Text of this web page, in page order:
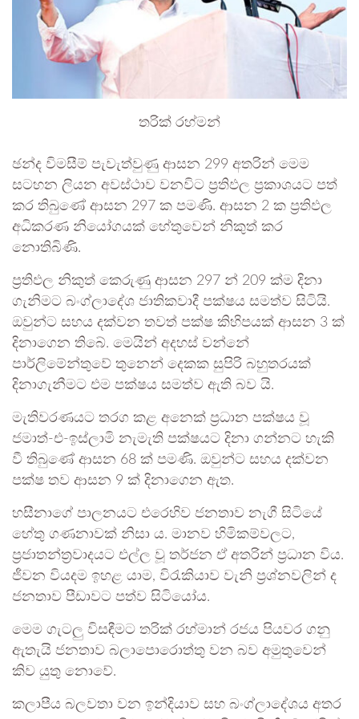
තරික් රහ්මන්
ඡන්ද විමසීම් පැවැත්වුණු ආසන 299 අතරින් මෙම
සටහන ලියන අවස්ථාව වනවිට ප්‍රතිඵල ප්‍රකාශයට පත්
කර තිබුණේ ආසන 297 ක පමණි. ආසන 2 ක ප්‍රතිඵල
අධිකරණ නියෝගයක් හේතුවෙන් නිකුත් කර
නොතිබිණි.
ප්‍රතිඵල නිකුත් කෙරුණු ආසන 297 න් 209 ක්ම දිනා
ගැනිමට බංග්ලාදේශ ජාතිකවාදී පක්ෂය සමත්ව සිටියි.
ඔවුන්ට සහය දක්වන තවත් පක්ෂ කිහිපයක් ආසන 3 ක්
දිනාගෙන තිබේ. මෙයින් අදහස් වන්නේ
පාර්ලිමේන්තුවේ තුනෙන් දෙකක සුපිරි බහුතරයක්
දිනාගැනීමට එම පක්ෂය සමත්ව ඇති බව යි.
මැතිවරණයට තරග කළ අනෙක් ප්‍රධාන පක්ෂය වූ
ජමාත්-එ-ඉස්ලාමි නැමැති පක්ෂයට දිනා ගන්නට හැකි
වී තිබුණේ ආසන 68 ක් පමණි. ඔවුන්ට සහය දක්වන
පක්ෂ තව ආසන 9 ක් දිනාගෙන ඇත.
හසීනාගේ පාලනයට එරෙහිව ජනතාව නැගී සිටියේ
හේතු ගණනාවක් නිසා ය. මානව හිමිකම්වලට,
ප්‍රජාතන්ත්‍රවාදයට එල්ල වූ තර්ජන ඒ අතරින් ප්‍රධාන විය.
ජීවන වියදම ඉහළ යාම, විරැකියාව වැනි ප්‍රශ්නවලින් ද
ජනතාව පීඩාවට පත්ව සිටියෝය.
මෙම ගැටලු විසඳීමට තරික් රහ්මාන් රජය පියවර ගනු
ඇතැයි ජනතාව බලාපොරොත්තු වන බව අමුතුවෙන්
කිව යුතු නොවේ.
කලාපීය බලවතා වන ඉන්දියාව සහ බංග්ලාදේශය අතර